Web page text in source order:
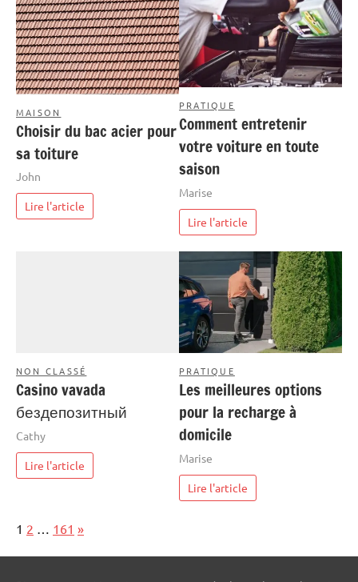
MAISON
Choisir du bac acier pour
sa toiture
John
Lire l'article
PRATIQUE
Comment entretenir
votre voiture en toute
saison
Marise
Lire l'article
NON CLASSÉ
Casino vavada
бездепозитный
Cathy
Lire l'article
PRATIQUE
Les meilleures options
pour la recharge à
domicile
Marise
Lire l'article
Page:
1 2 161 Next
»